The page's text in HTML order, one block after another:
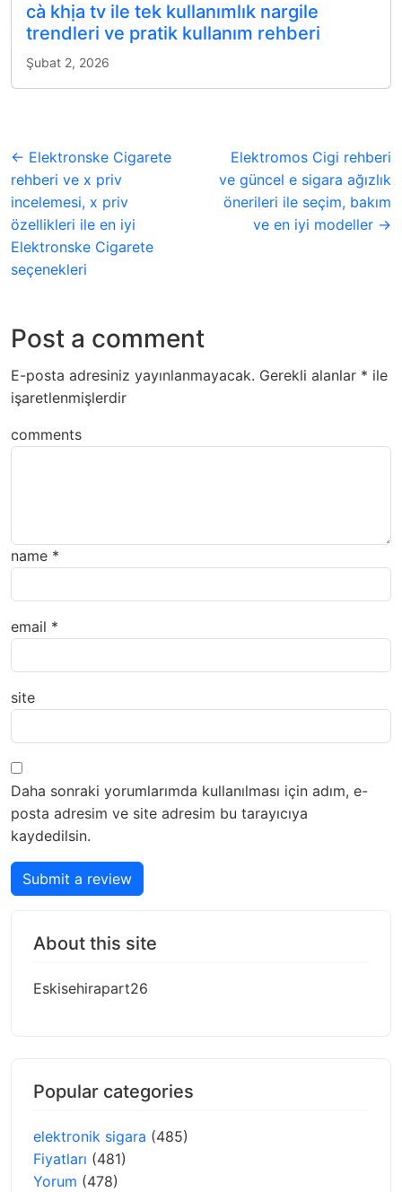
cà khịa tv ile tek kullanımlık nargile
trendleri ve pratik kullanım rehberi
Şubat 2, 2026
← Elektronske Cigarete
rehberi ve x priv
incelemesi, x priv
özellikleri ile en iyi
Elektronske Cigarete
seçenekleri
Elektromos Cigi rehberi
ve güncel e sigara ağızlık
önerileri ile seçim, bakım
ve en iyi modeller →
Post a comment
E-posta adresiniz yayınlanmayacak. Gerekli alanlar * ile
işaretlenmişlerdir
comments
name *
email *
site
Daha sonraki yorumlarımda kullanılması için adım, e-
posta adresim ve site adresim bu tarayıcıya
kaydedilsin.
Submit a review
About this site
Eskisehirapart26
Popular categories
elektronik sigara (485)
Fiyatları (481)
Yorum (478)